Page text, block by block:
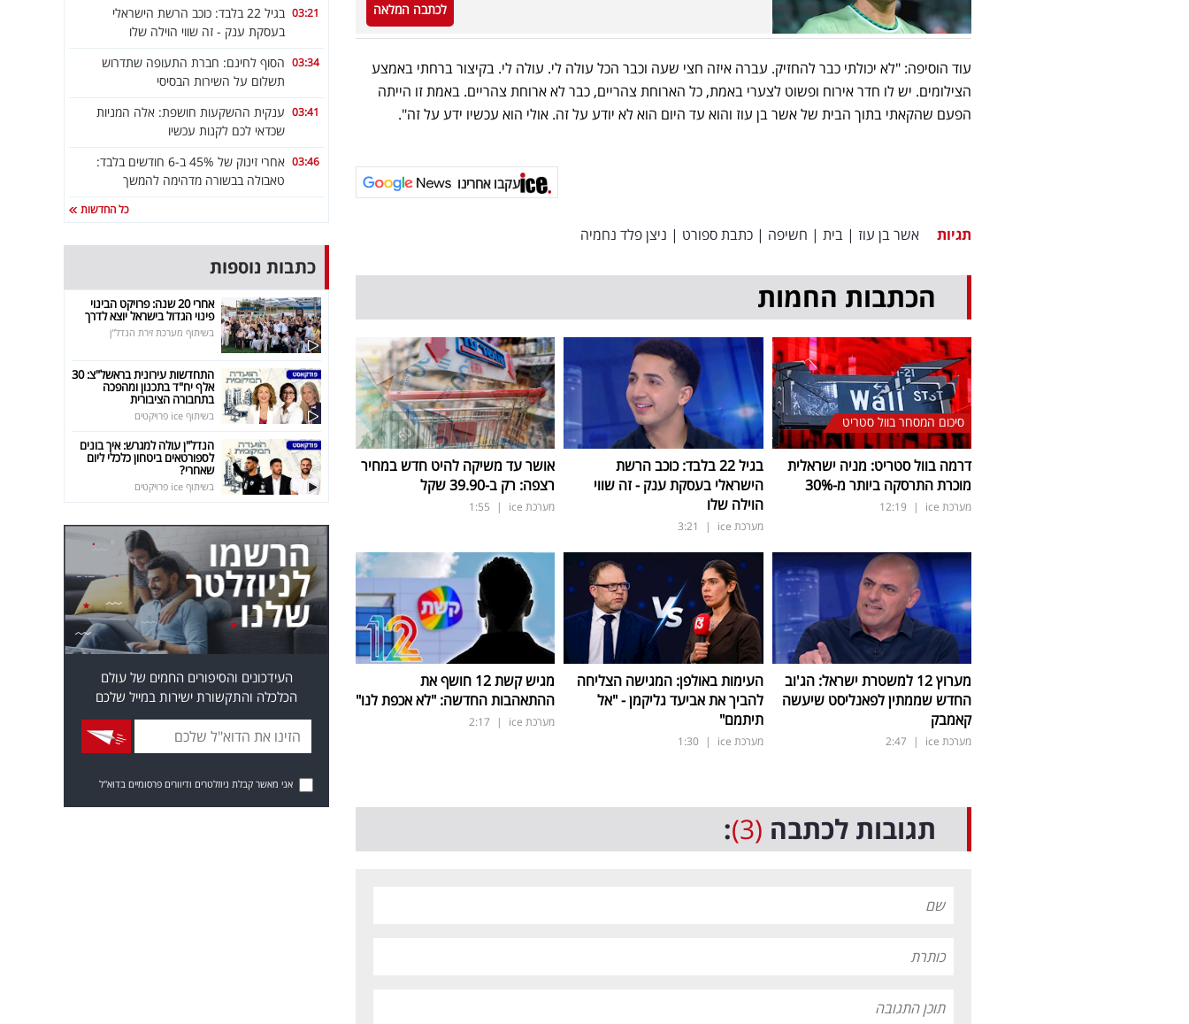
לכתבה המלאה
עוד הוסיפה: "לא יכולתי כבר להחזיק. עברה איזה חצי שעה וכבר הכל עולה לי. עולה לי. בקיצור ברחתי באמצע
הצילומים. יש לו חדר אירוח ופשוט לצערי באמת, כל הארוחת צהריים, כבר לא ארוחת צהריים. באמת זו הייתה
הפעם שהקאתי בתוך הבית של אשר בן עוז והוא עד היום הוא לא יודע על זה. אולי הוא עכשיו ידע על זה".
עקבו אחרינו
תגיות אשר בן עוז | בית | חשיפה | כתבת ספורט | ניצן פלד נחמיה
הכתבות החמות
סיכום המסחר בוול סטריט
דרמה בוול סטריט: מניה ישראלית
מוכרת התרסקה ביותר מ-30%
מערכת ice |
12:19
בגיל 22 בלבד: כוכב הרשת
הישראלי בעסקת ענק - זה שווי
הוילה שלו
מערכת ice |
3:21
אושר עד משיקה להיט חדש במחיר
רצפה: רק ב-39.90 שקל
מערכת ice |
1:55
מערוץ 12 למשטרת ישראל: הג'וב
החדש שממתין לפאנליסט שיעשה
קאמבק
מערכת ice |
2:47
העימות באולפן: המגישה הצליחה
להביך את אביעד גליקמן - "אל
תיתמם"
מערכת ice |
1:30
מגיש קשת 12 חושף את
ההתאהבות החדשה: "לא אכפת לנו"
מערכת ice |
2:17
תגובות לכתבה (3)
:
03:21
בגיל 22 בלבד: כוכב הרשת הישראלי
בעסקת ענק - זה שווי הוילה שלו
03:34 הסוף לחינם: חברת התעופה שתדרוש
תשלום על השירות הבסיסי
03:41 ענקית ההשקעות חושפת: אלה המניות
שכדאי לכם לקנות עכשיו
03:46
אחרי זינוק של 45% ב-6 חודשים בלבד:
טאבולה בבשורה מדהימה להמשך
כל החדשות
כתבות נוספות
אחרי 20 שנה: פרויקט הבינוי
פינוי הגדול בישראל יוצא לדרך
בשיתוף מערכת זירת הנדל"ן
התחדשות עירונית בראשל"צ: 30
אלף יח"ד בתכנון ומהפכה
בתחבורה הציבורית
בשיתוף ice פרויקטים
הנדל"ן עולה למגרש: איך בונים
לספורטאים ביטחון כלכלי ליום
שאחרי?
בשיתוף ice פרויקטים
העידכונים והסיפורים החמים של עולם
הכלכלה והתקשורת ישירות במייל שלכם
אני מאשר קבלת ניוזלטרים ודיוורים פרסומיים בדוא"ל